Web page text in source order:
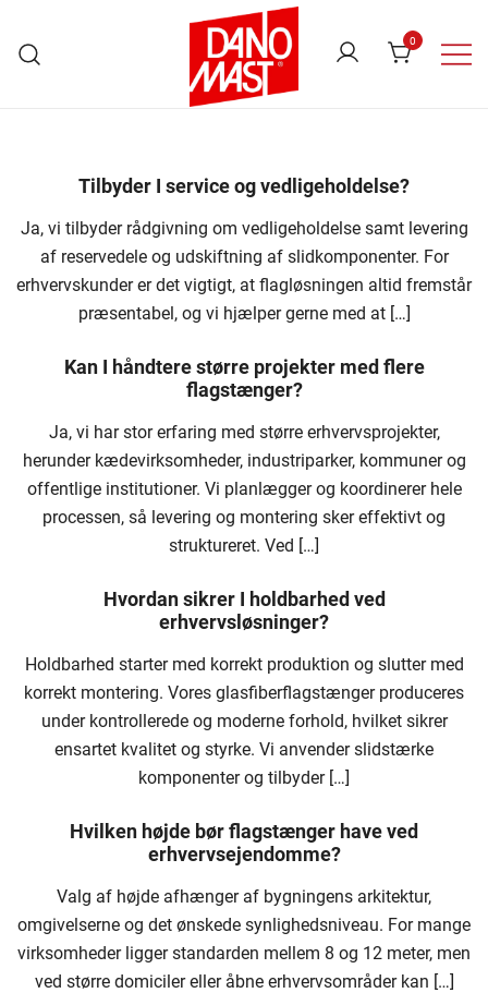
content
0
Tilbyder I service og vedligeholdelse?
Ja, vi tilbyder rådgivning om vedligeholdelse samt levering
af reservedele og udskiftning af slidkomponenter. For
erhvervskunder er det vigtigt, at flagløsningen altid fremstår
præsentabel, og vi hjælper gerne med at […]
Kan I håndtere større projekter med flere
flagstænger?
Ja, vi har stor erfaring med større erhvervsprojekter,
herunder kædevirksomheder, industriparker, kommuner og
offentlige institutioner. Vi planlægger og koordinerer hele
processen, så levering og montering sker effektivt og
struktureret. Ved […]
Hvordan sikrer I holdbarhed ved
erhvervsløsninger?
Holdbarhed starter med korrekt produktion og slutter med
korrekt montering. Vores glasfiberflagstænger produceres
under kontrollerede og moderne forhold, hvilket sikrer
ensartet kvalitet og styrke. Vi anvender slidstærke
komponenter og tilbyder […]
Hvilken højde bør flagstænger have ved
erhvervsejendomme?
Valg af højde afhænger af bygningens arkitektur,
omgivelserne og det ønskede synlighedsniveau. For mange
virksomheder ligger standarden mellem 8 og 12 meter, men
ved større domiciler eller åbne erhvervsområder kan […]